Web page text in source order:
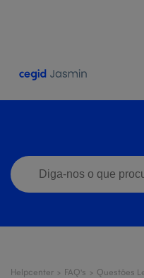
Helpcenter > FAQ's > Questões